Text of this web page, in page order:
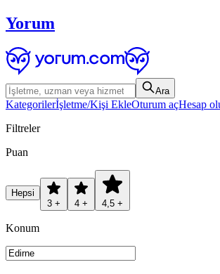
Yorum
Ara
Kategorilerİşletme/Kişi EkleOturum açHesap
Filtreler
Puan
Hepsi
3 +
4 + 4,5 +
Konum